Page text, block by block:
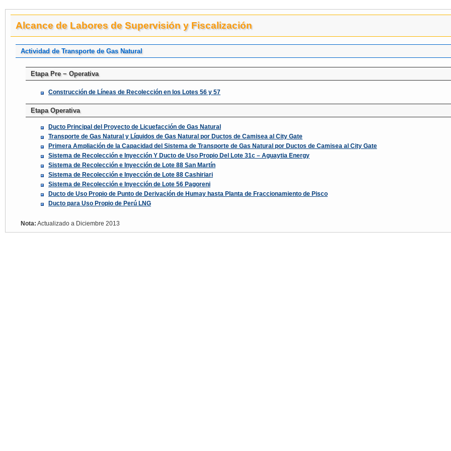
Alcance de Labores de Supervisión y Fiscalización
Actividad de Transporte de Gas Natural
Etapa Pre − Operativa
Construcción de Líneas de Recolección en los Lotes 56 y 57
Etapa Operativa
Ducto Principal del Proyecto de Licuefacción de Gas Natural
Transporte de Gas Natural y Líquidos de Gas Natural por Ductos de Camisea al City Gate
Primera Ampliación de la Capacidad del Sistema de Transporte de Gas Natural por Ductos de Camisea al City Gate
Sistema de Recolección e Inyección Y Ducto de Uso Propio Del Lote 31c – Aguaytia Energy
Sistema de Recolección e Inyección de Lote 88 San Martín
Sistema de Recolección e Inyección de Lote 88 Cashiriari
Sistema de Recolección e Inyección de Lote 56 Pagoreni
Ducto de Uso Propio de Punto de Derivación de Humay hasta Planta de Fraccionamiento de Pisco
Ducto para Uso Propio de Perú LNG
Nota: Actualizado a Diciembre 2013